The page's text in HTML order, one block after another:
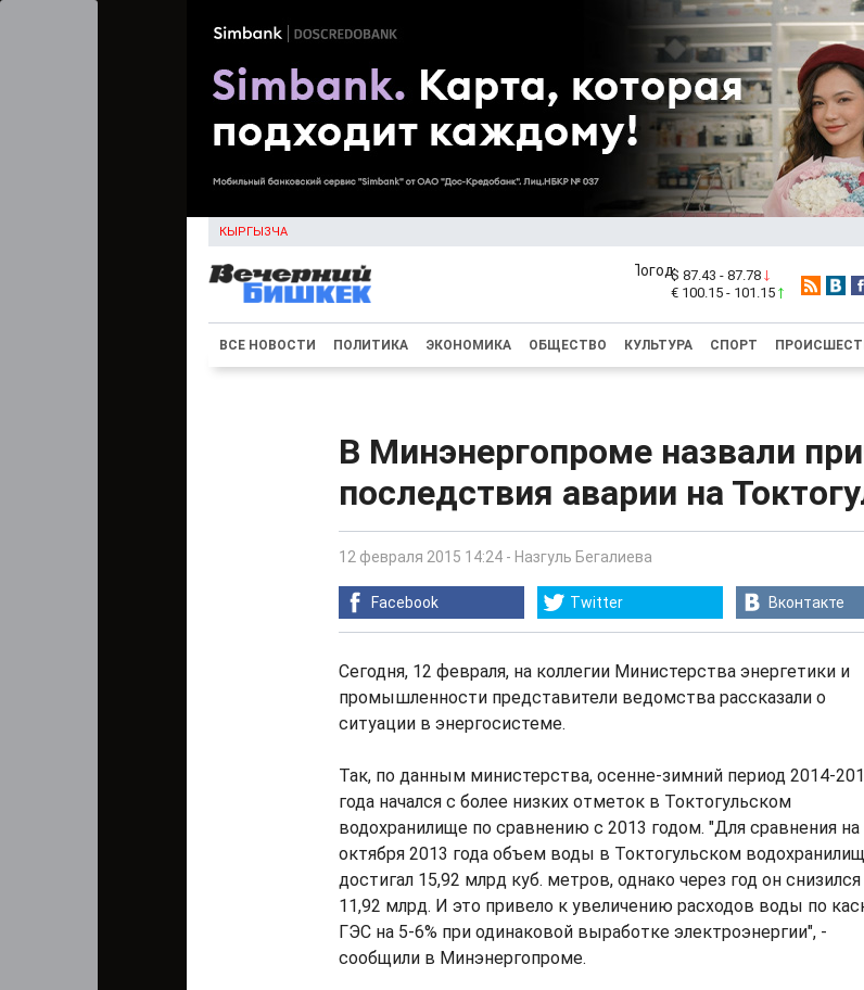
КЫРГЫЗЧА
$ 87.43 - 87.78
€ 100.15 - 101.15
ВСЕ НОВОСТИ ПОЛИТИКА ЭКОНОМИКА ОБЩЕСТВО КУЛЬТУРА СПОРТ
В Минэнергопроме назвали
последствия аварии на
12 февраля 2015 14:24 - Назгуль Бегалиева
Facebook Twitter Вконтакте
Сегодня, 12 февраля, на коллегии Министерства энергетики и
промышленности представители ведомства рассказали о
ситуации в энергосистеме.
Так, по данным министерства, осенне-зимний период 2014-
года начался с более низких отметок в Токтогульском
водохранилище по сравнению с 2013 годом. "Для сравнения на
октября 2013 года объем воды в Токтогульском
достигал 15,92 млрд куб. метров, однако через год он
11,92 млрд. И это привело к увеличению расходов воды по
ГЭС на 5-6% при одинаковой выработке электроэнергии", -
сообщили в Минэнергопроме.